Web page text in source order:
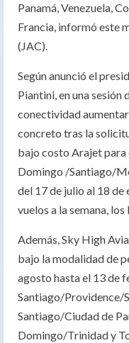
Panamá, Venezuela,
Francia, informó este
(JAC).
Según anunció el
Piantini, en una sesión
conectividad
concreto tras la
bajo costo Arajet para
Domingo /Santiago/
del 17 de julio al 18 de
vuelos a la semana, los
Además, Sky High
bajo la modalidad de
agosto hasta el 13 de
Santiago/Providence/
Santiago/Ciudad de
Domingo/Trinidad y